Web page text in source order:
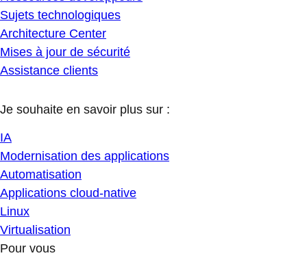
Sujets technologiques
Architecture Center
Mises à jour de sécurité
Assistance clients
Je souhaite en savoir plus sur :
IA
Modernisation des applications
Automatisation
Applications cloud-native
Linux
Virtualisation
Pour vous